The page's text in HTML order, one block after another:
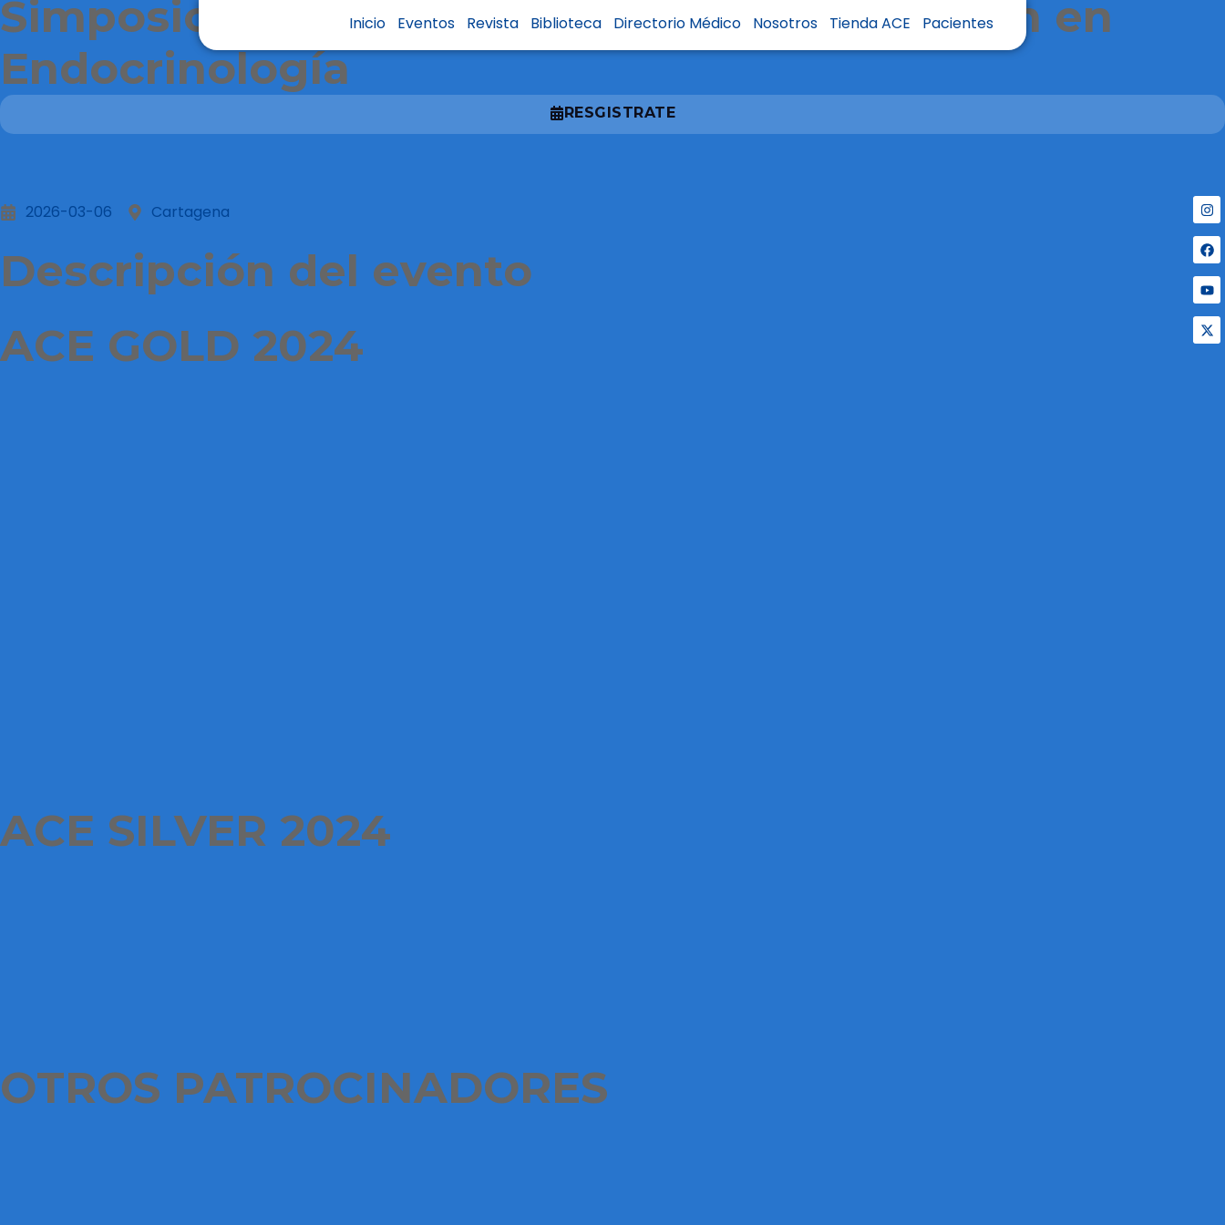
Inicio Eventos Revista Biblioteca Directorio Médico Nosotros Tienda ACE Pacientes
Simposio Actualizando lo Clásico: Innovación en
Endocrinología
RESGISTRATE
2026-03-06 Cartagena
Descripción del evento
ACE GOLD 2024
ACE SILVER 2024
OTROS PATROCINADORES